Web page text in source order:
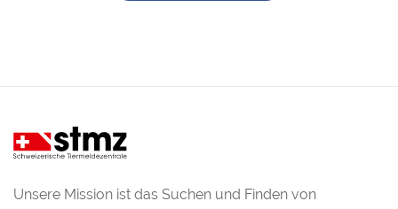
Unsere Mission ist das Suchen und Finden von